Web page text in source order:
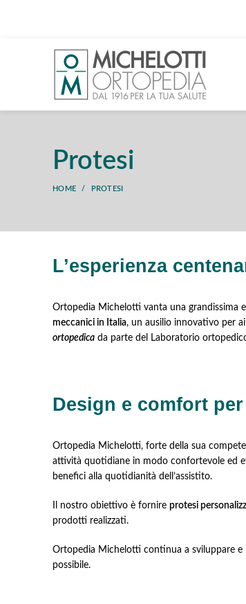
Protesi
HOME PROTESI
L’esperienza
Ortopedia Michelotti vanta una grandissima
meccanici in Italia, un ausilio innovativo per
ortopedica da parte del Laboratorio
Design e comfort
Ortopedia Michelotti, forte della sua
attività quotidiane in modo confortevole ed
benefici alla quotidianità dell’assistito.
Il nostro obiettivo è fornire protesi
prodotti realizzati.
Ortopedia Michelotti continua a sviluppare
possibile.